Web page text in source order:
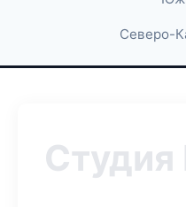
Северо-
Студия